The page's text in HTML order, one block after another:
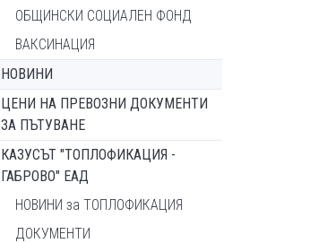
ОБЩИНСКИ СОЦИАЛЕН ФОНД
ВАКСИНАЦИЯ
НОВИНИ
ЦЕНИ НА ПРЕВОЗНИ ДОКУМЕНТИ
ЗА ПЪТУВАНЕ
КАЗУСЪТ "ТОПЛОФИКАЦИЯ -
ГАБРОВО" ЕАД
НОВИНИ за ТОПЛОФИКАЦИЯ
ДОКУМЕНТИ